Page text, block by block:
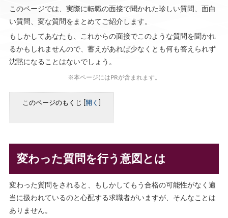
このページでは、実際に転職の面接で聞かれた珍しい質問、面白
い質問、変な質問をまとめてご紹介します。
もしかしてあなたも、これからの面接でこのような質問を聞かれ
るかもしれませんので、蓄えがあれば少なくとも何も答えられず
沈黙になることはないでしょう。
※本ページにはPRが含まれます。
このページのもくじ 開く
変わった質問を行う意図とは
変わった質問をされると、もしかしてもう合格の可能性がなく適
当に扱われているのと心配する求職者がいますが、そんなことは
ありません。